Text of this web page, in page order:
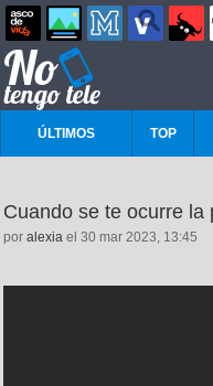
ÚLTIMOS TOP
Cuando se te ocurre la
por alexia el 30 mar 2023, 13:45